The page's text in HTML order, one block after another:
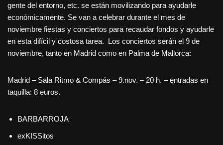
gente del entorno, etc. se están movilizando para ayudarle
económicamente. Se van a celebrar durante el mes de
noviembre fiestas y conciertos para recaudar fondos y ayudarle
en esta difícil y costosa tarea. Los conciertos serán el 9 de
noviembre, tanto en Madrid como en Palma de Mallorca:
Madrid – Sala Ritmo & Compás – 9.nov. – 20 h. – entradas en
taquilla: 8 euros.
BARBARROJA
exKISSitos